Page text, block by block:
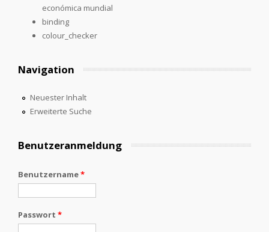
económica mundial
binding
colour_checker
Navigation
Neuester Inhalt
Erweiterte Suche
Benutzeranmeldung
Benutzername*
Passwort *